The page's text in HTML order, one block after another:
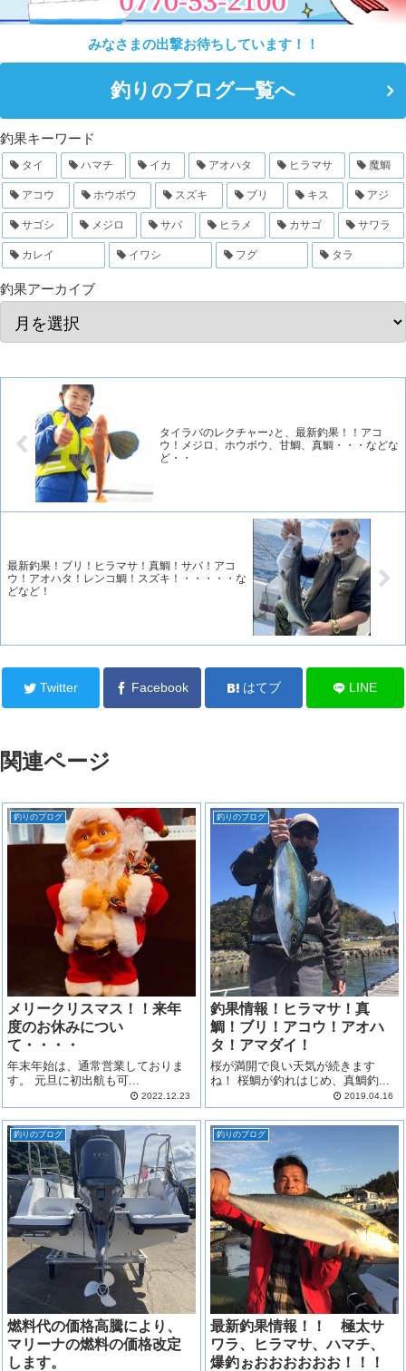
みなさまの出撃お待ちしています！！
釣りのブログ一覧へ
釣果キーワード
タイ ハマチ イカ アオハタ ヒラマサ 魔鯛
アコウ ホウボウ スズキ ブリ キス アジ
サゴシ メジロ サバ ヒラメ カサゴ サワラ
カレイ イワシ フグ タラ
釣果アーカイブ
タイラバのレクチャー♪と、最新釣果！！アコ
ウ！メジロ、ホウボウ、甘鯛、真鯛・・・などな
ど・・
最新釣果！ブリ！ヒラマサ！真鯛！サバ！アコ
ウ！アオハタ！レンコ鯛！スズキ！・・・・・な
どなど！
Twitter Facebook はてブ LINE
関連ページ
釣りのブログ
メリークリスマス！！来年
度のお休みについ
て・・・・
年末年始は、通常営業しておりま
す。 元旦に初出航も可...
2022.12.23
釣りのブログ
釣果情報！ヒラマサ！真
鯛！ブリ！アコウ！アオハ
タ！アマダイ！
桜が満開で良い天気が続きます
ね！ 桜鯛が釣れはじめ、真鯛釣...
2019.04.16
釣りのブログ
燃料代の価格高騰により、
マリーナの燃料の価格改定
します。
釣りのブログ
最新釣果情報！！ 極太サ
ワラ、ヒラマサ、ハマチ、
爆釣ぉおおおおおお！！！